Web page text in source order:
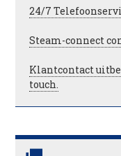
24/7
Steam-connect
Klantcontact
touch.